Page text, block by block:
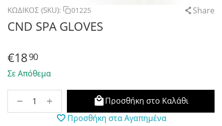
ΚΩΔΙΚΟΣ (SKU): 01225 Share
CND SPA GLOVES
€1890
Σε Απόθεμα
+
−
Προσθήκη στο Καλάθι
Προσθήκη στα Αγαπημένα